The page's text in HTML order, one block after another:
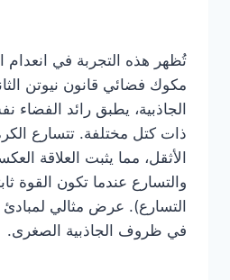
تُظهر هذه التجربة في انعدام
مكوك فضائي قانون نيوتن
الجاذبية، يطبق رائد
ذات كتل مختلفة. تتسارع
الأثقل، مما يثبت العلاقة
والتسارع عندما تكون القوة
التسارع). عرض مثالي لمبادئ
في ظروف الجاذبية الصغرى.